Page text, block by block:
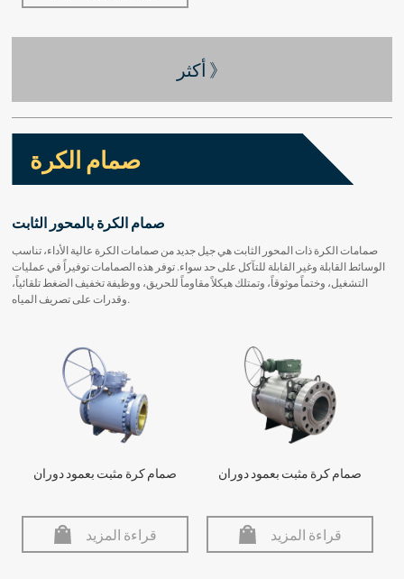
أكثر 》
صمام الكرة
صمام الكرة بالمحور الثابت
صمامات الكرة ذات المحور الثابت هي جيل جديد من صمامات الكرة عالية الأداء، تناسب
الوسائط القابلة وغير القابلة للتآكل على حد سواء. توفر هذه الصمامات توفيراً في عمليات
التشغيل، وختماً موثوقاً، وتمتلك هيكلاً مقاوماً للحريق، ووظيفة تخفيف الضغط تلقائياً،
وقدرات على تصريف المياه.
صمام كرة مثبت بعمود دوران
قراءة المزيد
صمام كرة مثبت بعمود دوران
قراءة المزيد